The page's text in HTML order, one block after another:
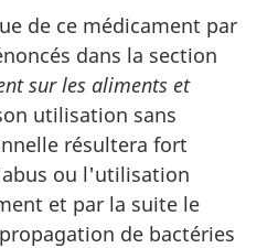
de ce médicament par
dans la section
sur les aliments et
utilisation sans
résultera fort
ou l'utilisation
et par la suite le
de bactéries